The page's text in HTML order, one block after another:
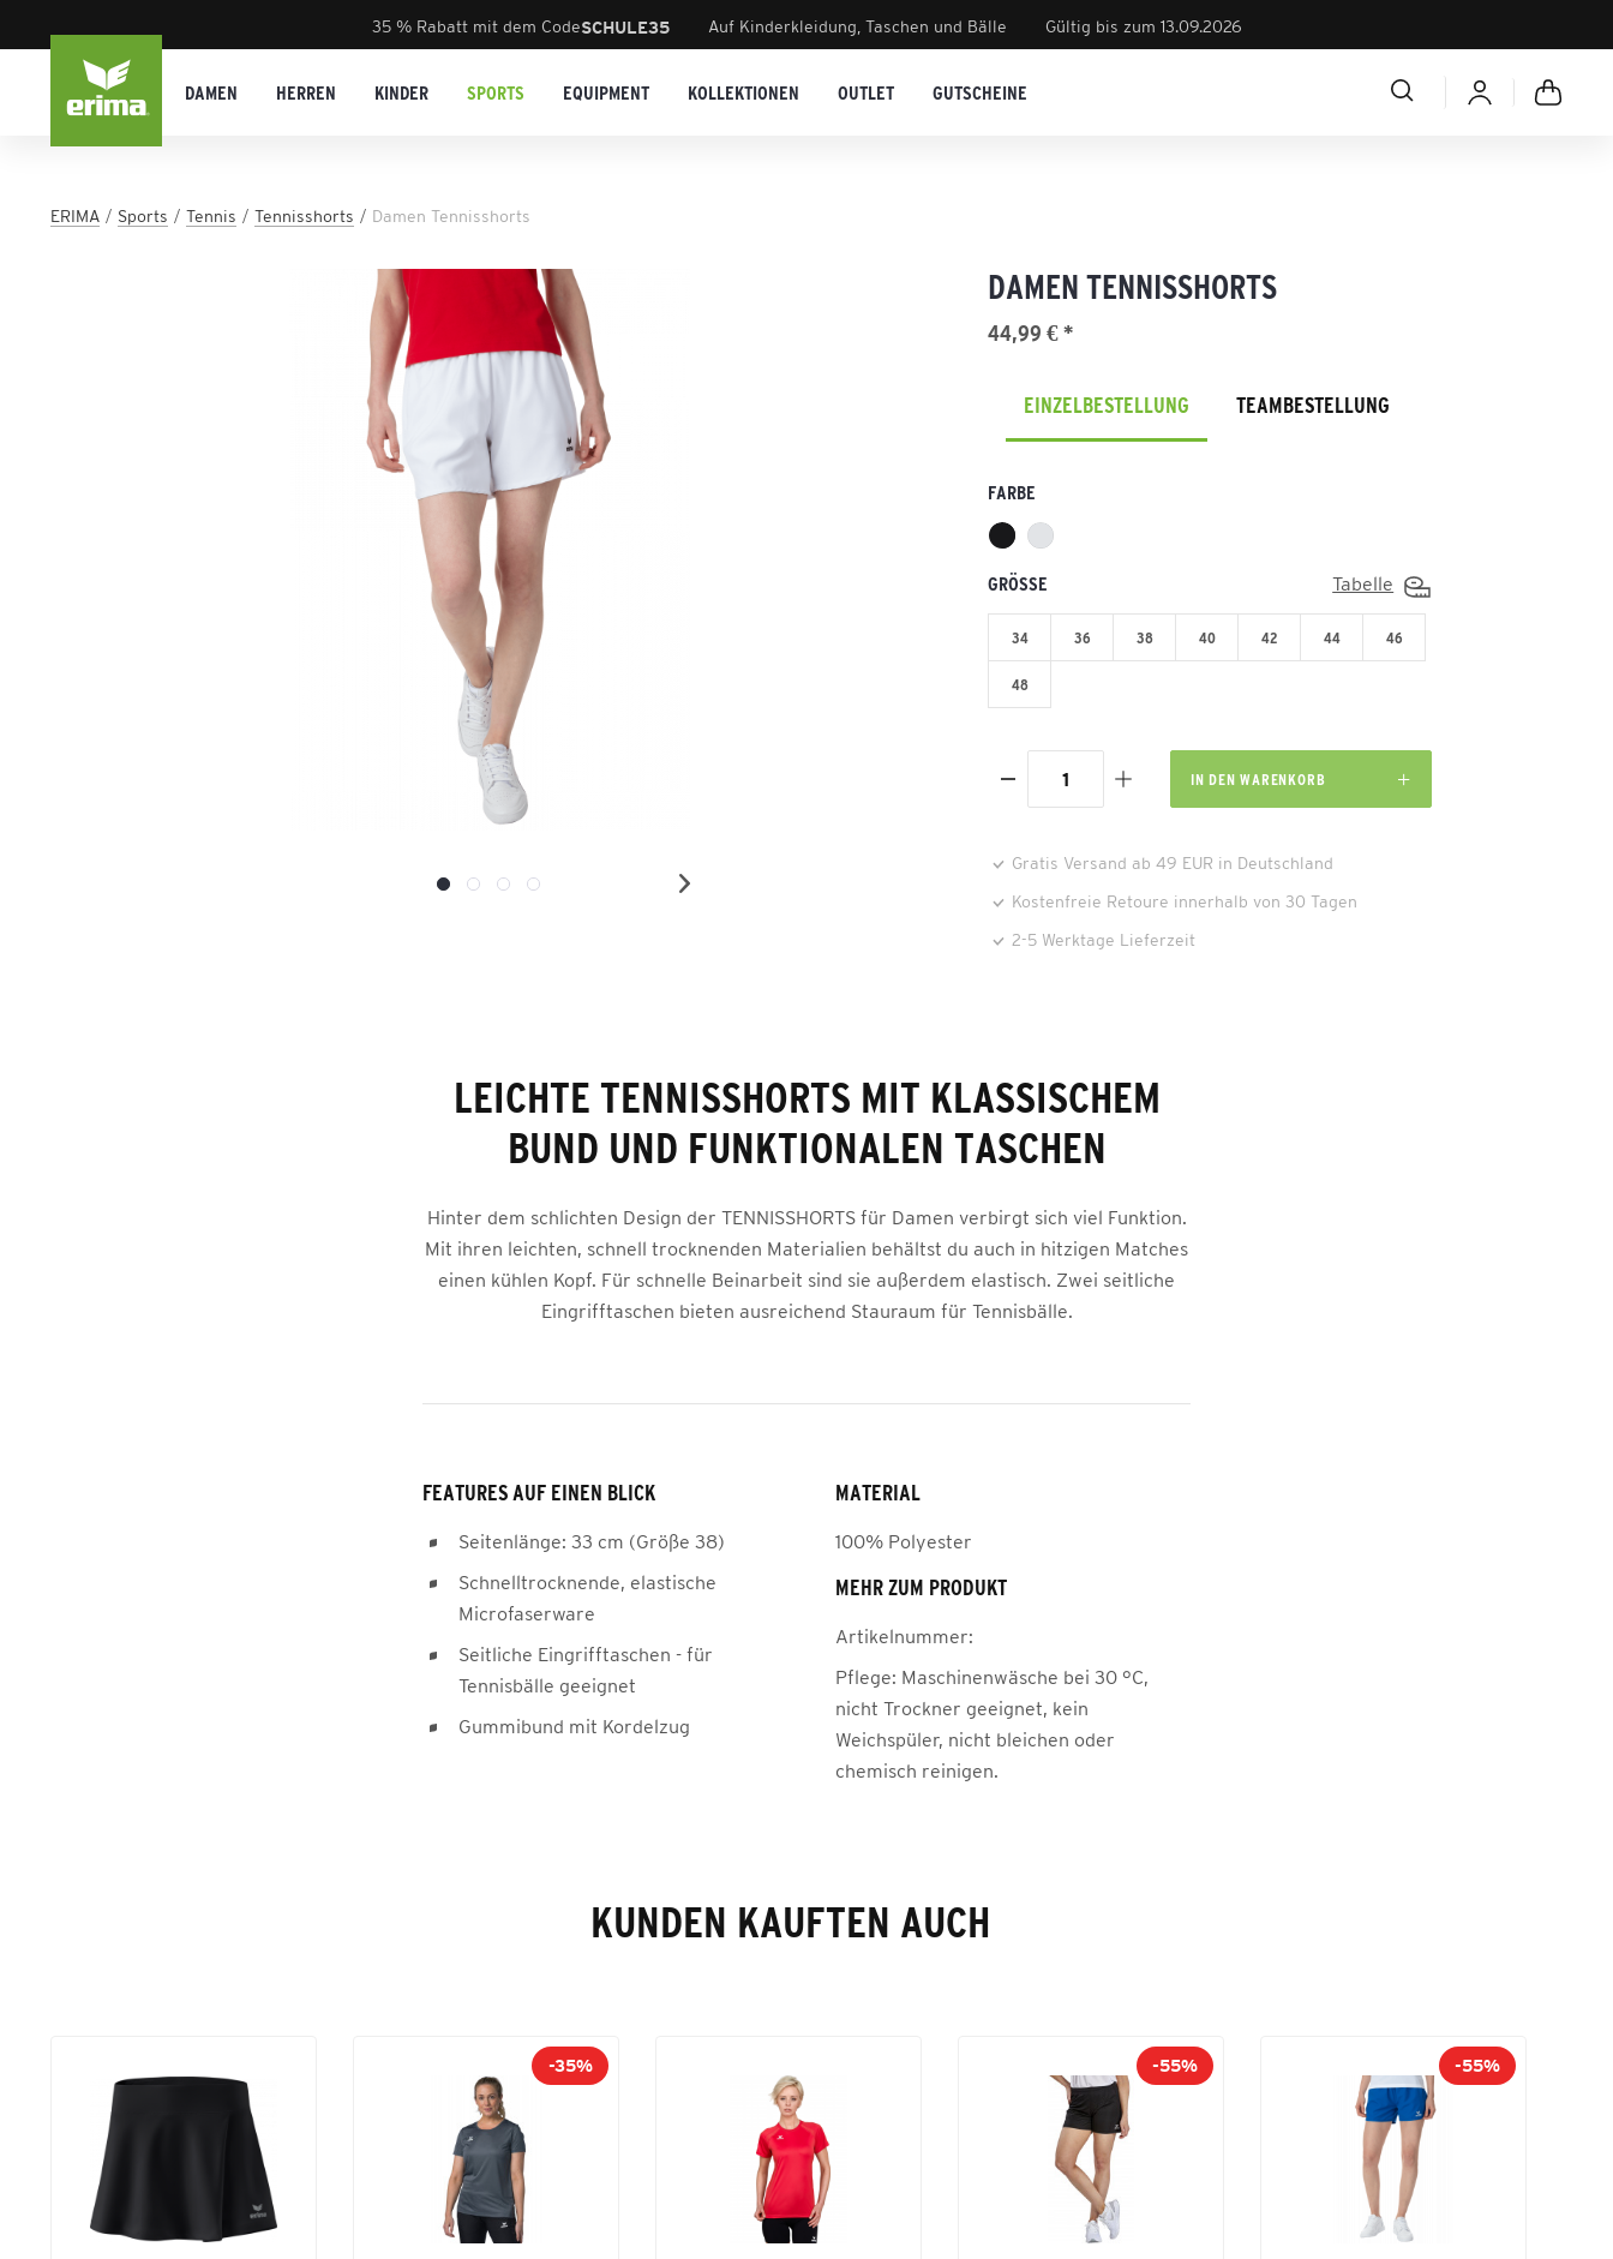
35 % Rabatt mit dem CodeSCHULE35 Auf Kinderkleidung, Taschen und Bälle Gültig bis zum 13.09.2026
DAMEN HERREN KINDER SPORTS EQUIPMENT KOLLEKTIONEN OUTLET GUTSCHEINE
ERIMA Sports Tennis Tennisshorts Damen Tennisshorts
DAMEN TENNISSHORTS
44,99 € *
EINZELBESTELLUNG TEAMBESTELLUNG
FARBE
GRÖSSE Tabelle
34 36 38 40 42 44 46
48
IN DEN WARENKORB
Gratis Versand ab 49 EUR in Deutschland
Kostenfreie Retoure innerhalb von 30 Tagen
2-5 Werktage Lieferzeit
LEICHTE TENNISSHORTS MIT KLASSISCHEM
BUND UND FUNKTIONALEN TASCHEN
Hinter dem schlichten Design der TENNISSHORTS für Damen verbirgt sich viel Funktion.
Mit ihren leichten, schnell trocknenden Materialien behältst du auch in hitzigen Matches
einen kühlen Kopf. Für schnelle Beinarbeit sind sie außerdem elastisch. Zwei seitliche
Eingrifftaschen bieten ausreichend Stauraum für Tennisbälle.
FEATURES AUF EINEN BLICK
Seitenlänge: 33 cm (Größe 38)
Schnelltrocknende, elastische
Microfaserware
Seitliche Eingrifftaschen - für
Tennisbälle geeignet
Gummibund mit Kordelzug
MATERIAL
100% Polyester
MEHR ZUM PRODUKT
Artikelnummer:
Pflege: Maschinenwäsche bei 30 °C,
nicht Trockner geeignet, kein
Weichspüler, nicht bleichen oder
chemisch reinigen.
KUNDEN KAUFTEN AUCH
-35% -55% -55%